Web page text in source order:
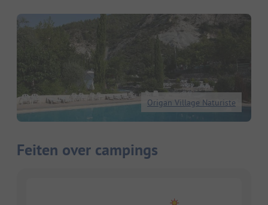
Origan Village Naturiste
Feiten over campings